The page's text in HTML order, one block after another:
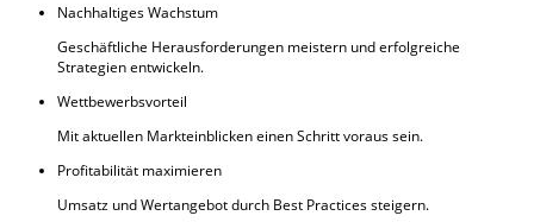
Nachhaltiges Wachstum
Geschäftliche Herausforderungen meistern und erfolgreiche
Strategien entwickeln.
Wettbewerbsvorteil
Mit aktuellen Markteinblicken einen Schritt voraus sein.
Profitabilität maximieren
Umsatz und Wertangebot durch Best Practices steigern.